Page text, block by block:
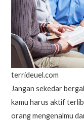
terrideuel.com
Jangan sekedar
kamu harus aktif
orang mengenalmu